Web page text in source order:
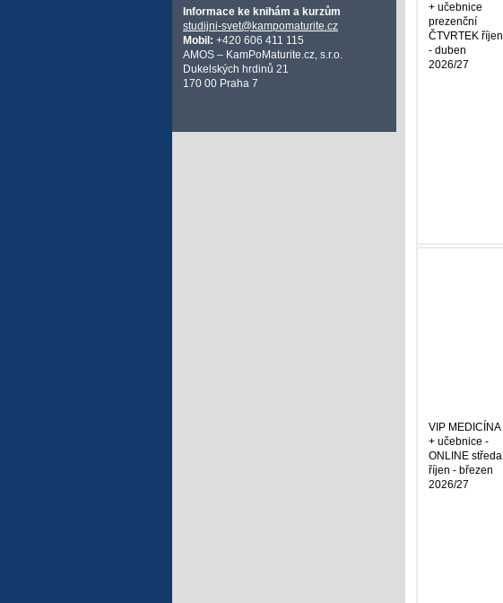
Informace ke knihám a kurzům
studijni-svet@kampomaturite.cz
Mobil: +420 606 411 115
AMOS – KamPoMaturite.cz, s.r.o.
Dukelských hrdinů 21
170 00 Praha 7
+ učebnice
prezenční
ČTVRTEK říjen
- duben
2026/27
VIP MEDICÍNA
+ učebnice -
ONLINE středa
říjen - březen
2026/27